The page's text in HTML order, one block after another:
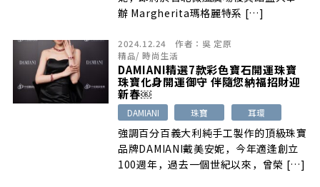
辦 Margherita瑪格麗特系 […]
2024.12.24 作者： 吳 定原
精品/時尚生活
DAMIANI精選7款彩色寶石開運珠寶
珠寶化身開運御守 伴隨您納福招財迎
新春￼
DAMIANI 珠寶 耳環
強調百分百義大利純手工製作的頂級珠寶
品牌DAMIANI戴美安妮，今年適逢創立
100週年，過去一個世紀以來，曾榮 […]